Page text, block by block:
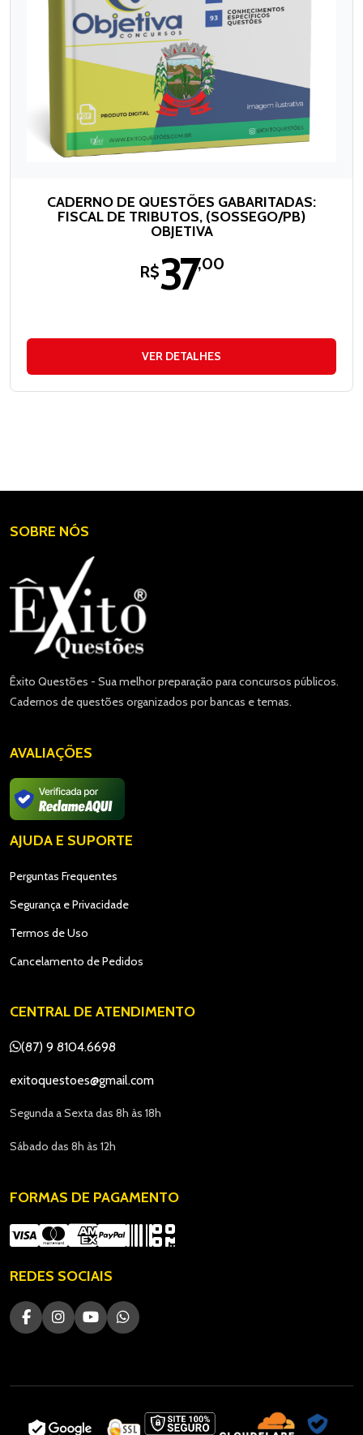
CADERNO DE QUESTÕES GABARITADAS:
FISCAL DE TRIBUTOS, (SOSSEGO/PB)
OBJETIVA
R$37,00
VER DETALHES
SOBRE NÓS
Êxito Questões - Sua melhor preparação para concursos públicos.
Cadernos de questões organizados por bancas e temas.
AVALIAÇÕES
AJUDA E SUPORTE
Perguntas Frequentes
Segurança e Privacidade
Termos de Uso
Cancelamento de Pedidos
CENTRAL DE ATENDIMENTO
(87) 9 8104.6698
exitoquestoes@gmail.com
Segunda a Sexta das 8h às 18h
Sábado das 8h às 12h
FORMAS DE PAGAMENTO
REDES SOCIAIS